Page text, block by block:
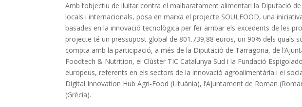
Amb l’objectiu de lluitar contra el malbaratament alimentari la Diputació
locals i internacionals, posa en marxa el projecte SOULFOOD, una
basades en la innovació tecnològica per fer arribar els excedents de les
projecte té un pressupost global de 801.739,88 euros, un 90% dels quals
compta amb la participació, a més de la Diputació de Tarragona, de
Foodtech & Nutrition, el Clúster TIC Catalunya Sud i la Fundació
europeus, referents en els sectors de la innovació agroalimentària i el
Digital Innovation Hub Agri-Food (Lituània), l’Ajuntament de Roman
(Grècia).